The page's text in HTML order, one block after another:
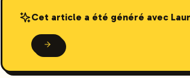
Cet article a été généré avec